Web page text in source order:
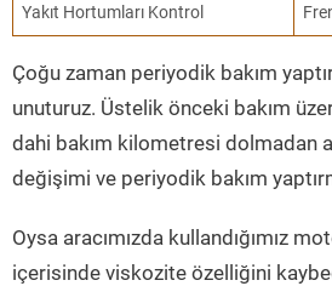
Yakıt Hortumları Kontrol
Çoğu zaman periyodik bakım
unuturuz. Üstelik önceki bakım
dahi bakım kilometresi dolmadan
değişimi ve periyodik bakım
Oysa aracımızda kullandığımız
içerisinde viskozite özelliğini